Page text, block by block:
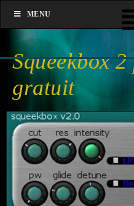
Squeekbox
gratuit
MENU